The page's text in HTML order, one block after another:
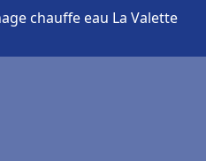
chauffe eau La Valette